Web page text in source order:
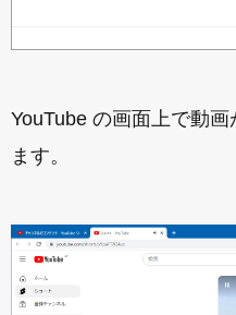
YouTube の画面上で動
ます。